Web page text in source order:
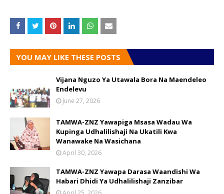
YOU MAY LIKE THESE POSTS
Vijana Nguzo Ya Utawala Bora Na Maendeleo
Endelevu
June 27, 2026
TAMWA-ZNZ Yawapiga Msasa Wadau Wa
Kupinga Udhalilishaji Na Ukatili Kwa
Wanawake Na Wasichana
April 30, 2026
TAMWA-ZNZ Yawapa Darasa Waandishi Wa
Habari Dhidi Ya Udhalilishaji Zanzibar